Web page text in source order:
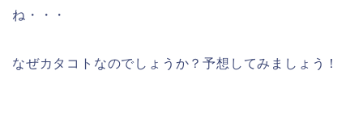
ね・・・
なぜカタコトなのでしょうか？予想してみましょう！